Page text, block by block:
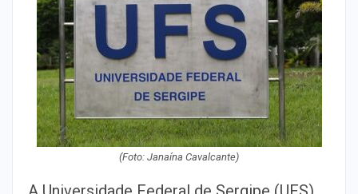
(Foto: Janaína Cavalcante)